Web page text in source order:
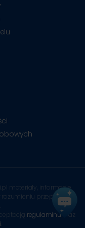
materiały, informacje
rozumieniu przepisów
regulaminuoraz